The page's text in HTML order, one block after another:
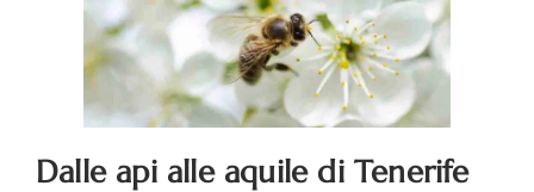
Dalle api alle aquile di Tenerife